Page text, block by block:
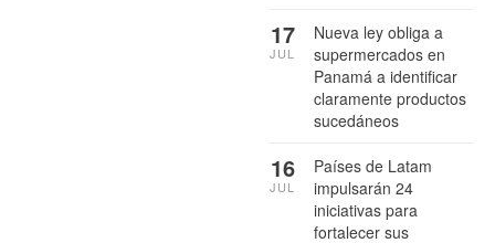
Nueva ley obliga a
supermercados en
Panamá a identificar
claramente productos
sucedáneos
17
JUL
Países de Latam
impulsarán 24
iniciativas para
fortalecer sus
16
JUL